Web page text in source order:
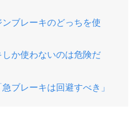
ブレーキのどっちを使
か使わないのは危険だ
ブレーキは回避すべき」